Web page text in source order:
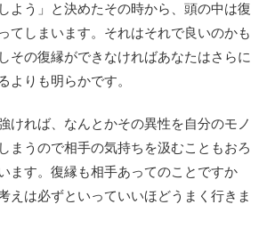
よう」と決めたその時から、頭の中は復
てしまいます。それはそれで良いのかも
その復縁ができなければあなたはさらに
よりも明らかです。
ければ、なんとかその異性を自分のモノ
まうので相手の気持ちを汲むこともおろ
ます。復縁も相手あってのことですか
えは必ずといっていいほどうまく行きま